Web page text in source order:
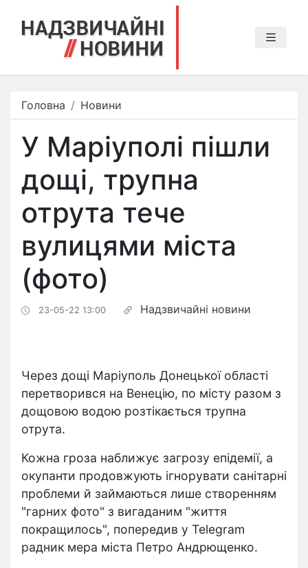
Головна Новини
У Маріуполі пішли
дощі, трупна
отрута тече
вулицями міста
(фото)
23-05-22 13:00 Надзвичайні новини
Через дощі Маріуполь Донецької області
перетворився на Венецію, по місту разом з
дощовою водою розтікається трупна
отрута.
Кожна гроза наближує загрозу епідемії, а
окупанти продовжують ігнорувати санітарні
проблеми й займаються лише створенням
"гарних фото" з вигаданим "життя
покращилось", попередив у Telegram
радник мера міста Петро Андрющенко.